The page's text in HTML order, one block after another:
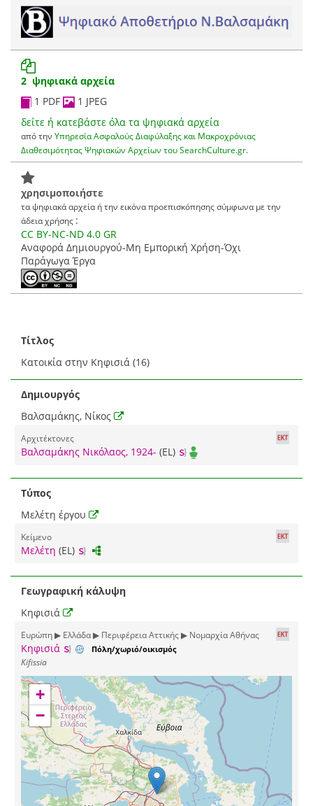
2 ψηφιακά αρχεία
1 PDF
1 JPEG
δείτε ή κατεβάστε όλα τα ψηφιακά αρχεία
από την Υπηρεσία Ασφαλούς Διαφύλαξης και Μακροχρόνιας
Διαθεσιμότητας Ψηφιακών Αρχείων του SearchCulture.gr.
χρησιμοποιήστε
τα ψηφιακά αρχεία ή την εικόνα προεπισκόπησης σύμφωνα με την
άδεια χρήσης :
CC BY-NC-ND 4.0 GR
Αναφορά Δημιουργού-Μη Εμπορική Χρήση-Όχι
Παράγωγα Έργα
Τίτλος
Κατοικία στην Κηφισιά (16)
Δημιουργός
Βαλσαμάκης, Νίκος
Αρχιτέκτονες
Βαλσαμάκης Νικόλαος, 1924- (EL)
Τύπος
Μελέτη έργου
Κείμενο
Μελέτη (EL)
Γεωγραφική κάλυψη
Κηφισιά
Ευρώπη ▶ Ελλάδα ▶ Περιφέρεια Αττικής ▶ Νομαρχία Αθήνας
Κηφισιά Πόλη/χωριό/οικισμός
Kifissia
+
−